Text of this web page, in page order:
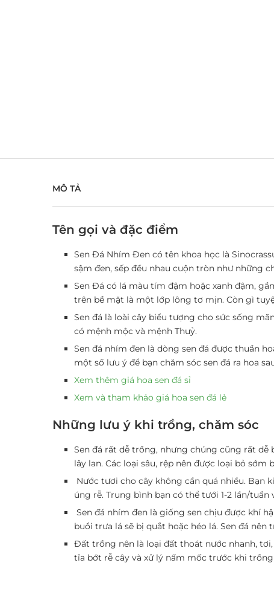
MÔ TẢ
Tên gọi và đặc điểm
Sen Đá Nhím Đen có tên khoa học là
sậm đen, sếp đều nhau cuộn tròn như những
Sen Đá có lá màu tím đậm hoặc xanh đậm,
trên bề mặt là một lớp lông tơ mịn. Còn gì
Sen đá là loài cây biểu tượng cho sức sống
có mệnh mộc và mệnh Thuỷ.
Sen đá nhím đen là dòng sen đá được thuần
một số lưu ý để bạn chăm sóc sen đá ra hoa
Xem thêm giá hoa sen đá sỉ
Xem và tham khảo giá hoa sen đá lẻ
Những lưu ý khi trồng, chăm sóc
Sen đá rất dễ trồng, nhưng chúng cũng rất dễ
lây lan. Các loại sâu, rệp nên được loại bỏ
Nước tươi cho cây không cần quá nhiều. Bạn
úng rễ. Trung bình bạn có thể tưới 1-2 lần/
Sen đá nhím đen là giống sen chịu được khí
buổi trưa lá sẽ bị quắt hoặc héo lá. Sen đá
Đất trồng nên là loại đất thoát nước nhanh, tơi,
tỉa bớt rễ cây và xử lý nấm mốc trước khi